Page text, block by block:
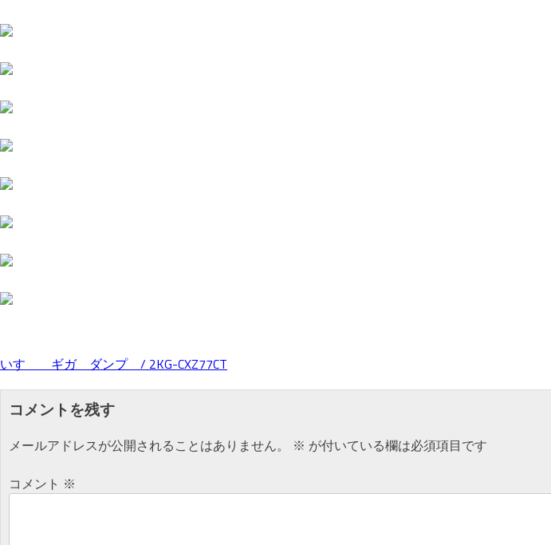
投
稿
いすゞ ギガ ダンプ / 2KG-CXZ77CT
コメントを残す
メールアドレスが公開されることはありません。 ※ が付いている欄は必須項目です
コメント ※